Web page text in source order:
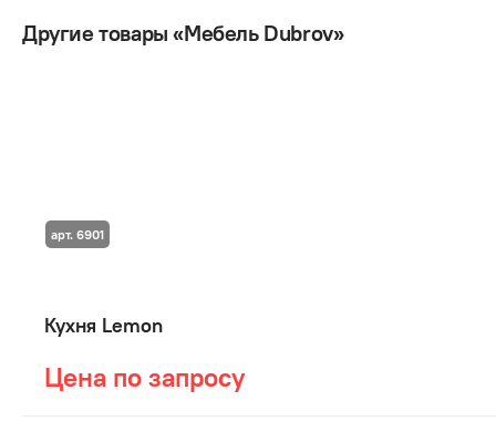
Другие товары «Мебель Dubrov»
Кухня Lemon
Цена по запросу
арт. 6901